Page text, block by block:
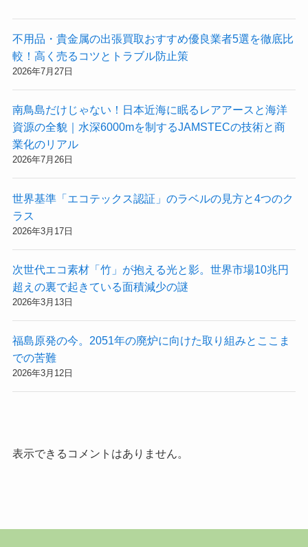
不用品・貴金属の出張買取おすすめ優良業者5選を徹底比
較！高く売るコツとトラブル防止策
2026年7月27日
南鳥島だけじゃない！日本近海に眠るレアアースと海洋
資源の全貌｜水深6000mを制するJAMSTECの技術と商
業化のリアル
2026年7月26日
世界基準「エコテックス認証」のラベルの見方と4つのク
ラス
2026年3月17日
次世代エコ素材「竹」が抱える光と影。世界市場10兆円
超えの裏で起きている面積減少の謎
2026年3月13日
福島原発の今。2051年の廃炉に向けた取り組みとここま
での苦難
2026年3月12日
表示できるコメントはありません。